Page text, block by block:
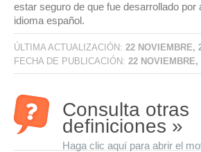
estar seguro de que fue desarrollado por
idioma español.
ÚLTIMA ACTUALIZACIÓN: 22 NOVIEMBRE,
FECHA DE PUBLICACIÓN: 22 NOVIEMBRE,
Consulta otras
definiciones »
Haga clic aquí para abrir el